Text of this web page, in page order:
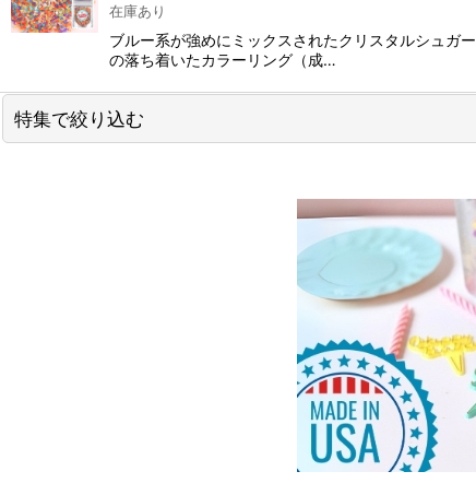
在庫あり
ブルー系が強めにミックスされたクリスタルシュガ
の落ち着いたカラーリング（成…
特集で絞り込む